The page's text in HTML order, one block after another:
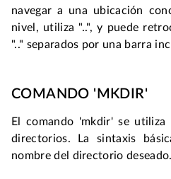
navegar a una ubicación
nivel, utiliza "..", y puede
".." separados por una barra
COMANDO 'MKDIR'
El comando 'mkdir' se
directorios. La sintaxis
nombre del directorio deseado.